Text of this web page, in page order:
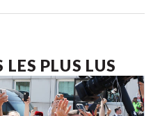
LES PLUS LUS